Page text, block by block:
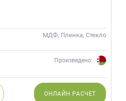
МДФ, Пленка, Стекло
Произведено:
ОНЛАЙН РАСЧЕТ